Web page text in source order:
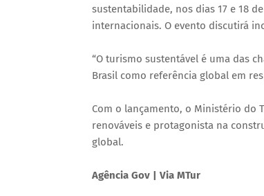
sustentabilidade, nos dias 17 e 18
internacionais. O evento discutirá
“O turismo sustentável é uma das
Brasil como referência global em
Com o lançamento, o Ministério do
renováveis e protagonista na
global.
Agência Gov | Via MTur